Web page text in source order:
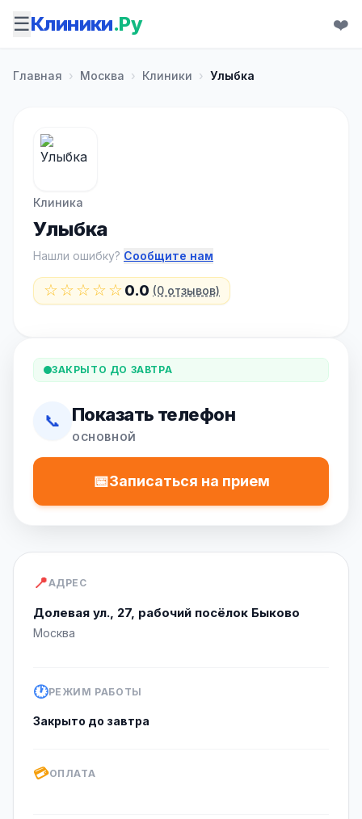
☰Клиники.Ру ❤️
Главная › Москва › Клиники › Улыбка
Клиника
Улыбка
Нашли ошибку? Сообщите нам
☆☆☆☆☆0.0 (0 отзывов)
ЗАКРЫТО ДО ЗАВТРА
📞 Показать телефон
ОСНОВНОЙ
📅Записаться на прием
📍АДРЕС
Долевая ул., 27, рабочий посёлок Быково
Москва
🕐РЕЖИМ РАБОТЫ
Закрыто до завтра
💳ОПЛАТА